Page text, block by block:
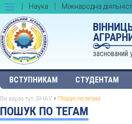
Наука Міжнародна
заснований
ВСТУПНИКАМ СТУДЕНТАМ
Ви зараз тут: ВНАУ Пошук по тегам
ПОШУК ПО ТЕГАМ